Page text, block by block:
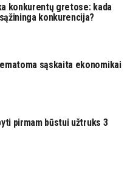
konkurentų gretose: kada
konkurencija?
sąskaita ekonomikai
pirmam būstui užtruks 3